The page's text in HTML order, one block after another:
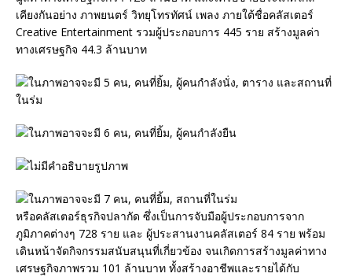
เคียงกันอย่าง ภาพยนตร์ วิทยุโทรทัศน์ เพลง ภายใต้ชื่อคลัสเตอร์
Creative Entertainment รวมผู้ประกอบการ 445 ราย สร้างมูลค่า
ทางเศรษฐกิจ 44.3 ล้านบาท
​หรือคลัสเตอร์ธุรกิจปลากัด ซึ่งเป็นการจับมือผู้ประกอบการจาก
ภูมิภาคต่างๆ 728 ราย และ ผู้ประสานงานคลัสเตอร์ 84 ราย พร้อม
เดินหน้าจัดกิจกรรมสนับสนุนที่เกี่ยวข้อง จนเกิดการสร้างมูลค่าทาง
เศรษฐกิจภาพรวม 101 ล้านบาท ทั้งสร้างอาชีพและรายได้กับ